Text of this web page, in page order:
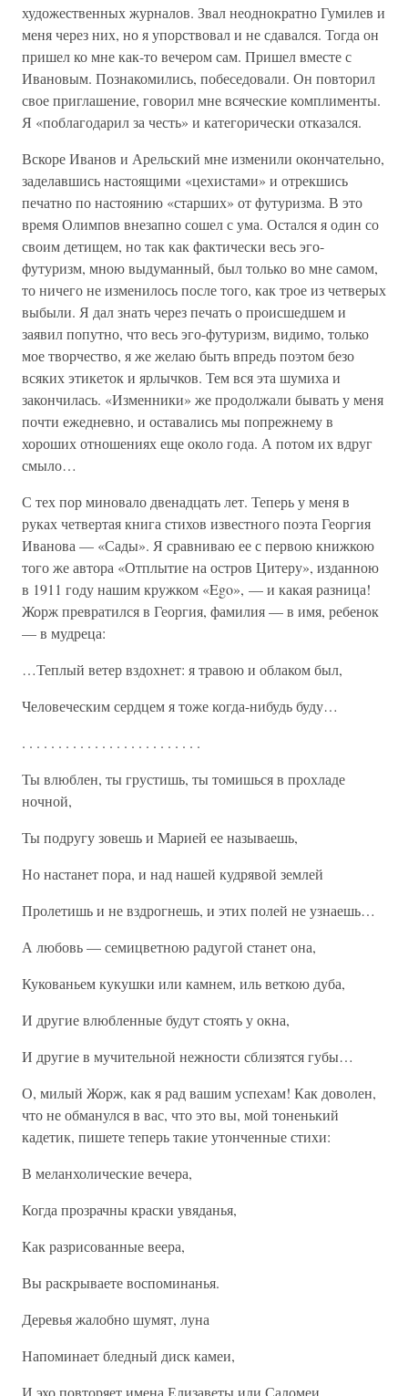
художественных журналов. Звал неоднократно Гумилев и
меня через них, но я упорствовал и не сдавался. Тогда он
пришел ко мне как-то вечером сам. Пришел вместе с
Ивановым. Познакомились, побеседовали. Он повторил
свое приглашение, говорил мне всяческие комплименты.
Я «поблагодарил за честь» и категорически отказался.
Вскоре Иванов и Арельский мне изменили окончательно,
заделавшись настоящими «цехистами» и отрекшись
печатно по настоянию «старших» от футуризма. В это
время Олимпов внезапно сошел с ума. Остался я один со
своим детищем, но так как фактически весь эго-
футуризм, мною выдуманный, был только во мне самом,
то ничего не изменилось после того, как трое из четверых
выбыли. Я дал знать через печать о происшедшем и
заявил попутно, что весь эго-футуризм, видимо, только
мое творчество, я же желаю быть впредь поэтом безо
всяких этикеток и ярлычков. Тем вся эта шумиха и
закончилась. «Изменники» же продолжали бывать у меня
почти ежедневно, и оставались мы попрежнему в
хороших отношениях еще около года. А потом их вдруг
смыло…
С тех пор миновало двенадцать лет. Теперь у меня в
руках четвертая книга стихов известного поэта Георгия
Иванова — «Сады». Я сравниваю ее с первою книжкою
того же автора «Отплытие на остров Цитеру», изданною
в 1911 году нашим кружком «Ego», — и какая разница!
Жорж превратился в Георгия, фамилия — в имя, ребенок
— в мудреца:
…Теплый ветер вздохнет: я травою и облаком был,
Человеческим сердцем я тоже когда-нибудь буду…
. . . . . . . . . . . . . . . . . . . . . . . . .
Ты влюблен, ты грустишь, ты томишься в прохладе
ночной,
Ты подругу зовешь и Марией ее называешь,
Но настанет пора, и над нашей кудрявой землей
Пролетишь и не вздрогнешь, и этих полей не узнаешь…
А любовь — семицветною радугой станет она,
Кукованьем кукушки или камнем, иль веткою дуба,
И другие влюбленные будут стоять у окна,
И другие в мучительной нежности сблизятся губы…
О, милый Жорж, как я рад вашим успехам! Как доволен,
что не обманулся в вас, что это вы, мой тоненький
кадетик, пишете теперь такие утонченные стихи:
В меланхолические вечера,
Когда прозрачны краски увяданья,
Как разрисованные веера,
Вы раскрываете воспоминанья.
Деревья жалобно шумят, луна
Напоминает бледный диск камеи,
И эхо повторяет имена Елизаветы или Саломеи.